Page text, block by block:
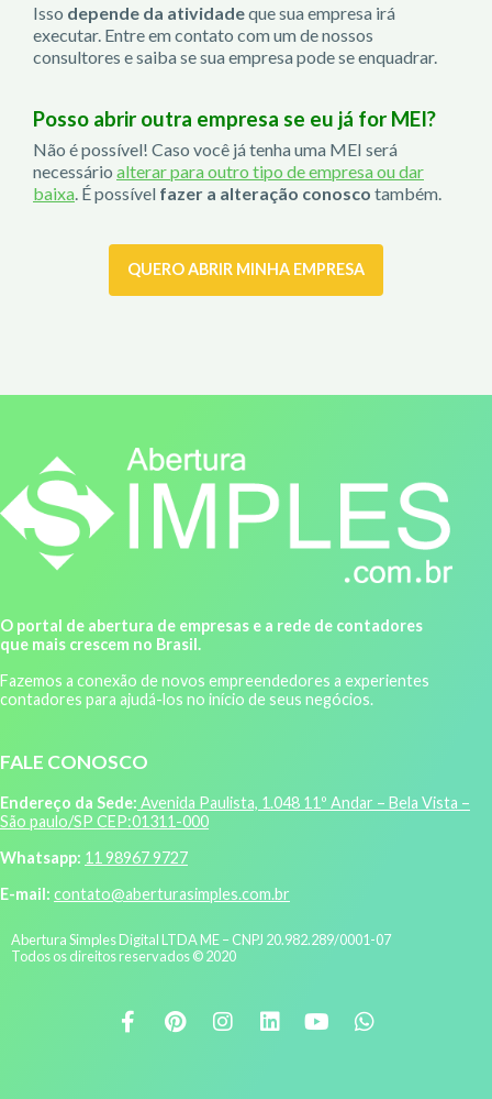
Isso depende da atividadeque sua empresa irá
executar. Entre em contato com um de nossos
consultores e saiba se sua empresa pode se enquadrar.
Posso abrir outra empresa se eu já for MEI?
Não é possível! Caso você já tenha uma MEI será
necessário alterar para outro tipo de empresa ou dar
baixa. É possível fazer a alteração conosco também.
QUERO ABRIR MINHA EMPRESA
O portal de abertura de empresas e a rede de contadores
que mais crescem no Brasil.
Fazemos a conexão de novos empreendedores a experientes
contadores para ajudá-los no início de seus negócios.
FALE CONOSCO
Endereço da Sede: Avenida Paulista, 1.048 11º Andar – Bela Vista –
São paulo/SP CEP:01311-000
Whatsapp: 11 98967 9727
E-mail: contato@aberturasimples.com.br
Abertura Simples Digital LTDA ME – CNPJ 20.982.289/0001-07
Todos os direitos reservados © 2020